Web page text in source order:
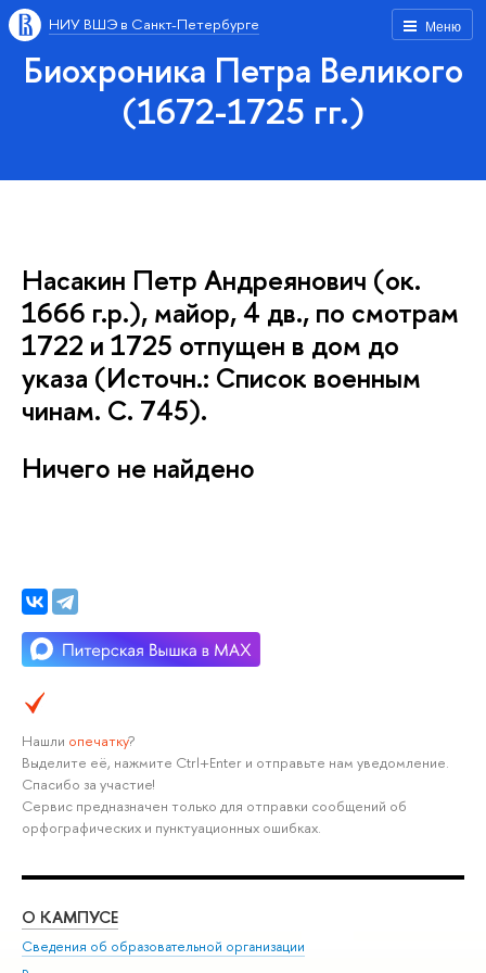
Меню
НИУ ВШЭ в Санкт-Петербурге
Биохроника Петра Великого
(1672-1725 гг.)
Насакин Петр Андреянович (ок.
1666 г.р.), майор, 4 дв., по смотрам
1722 и 1725 отпущен в дом до
указа (Источн.: Список военным
чинам. С. 745).
Ничего не найдено
Нашли опечатку?
Выделите её, нажмите Ctrl+Enter и отправьте нам уведомление.
Спасибо за участие!
Сервис предназначен только для отправки сообщений об
орфографических и пунктуационных ошибках.
О КАМПУСЕ
Сведения об образовательной организации